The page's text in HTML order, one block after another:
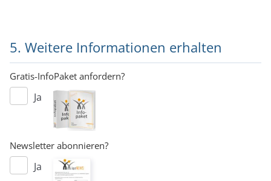
5. Weitere Informationen erhalten
Gratis-InfoPaket anfordern?
Ja
Newsletter abonnieren?
Ja